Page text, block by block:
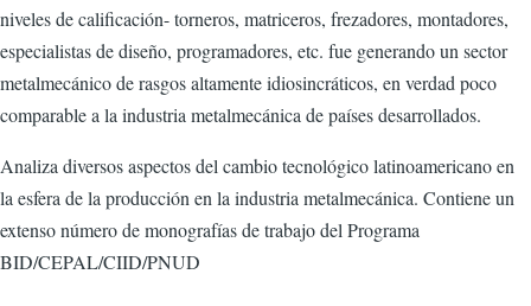
niveles de calificación- torneros, matriceros, frezadores, montadores,
especialistas de diseño, programadores, etc. fue generando un sector
metalmecánico de rasgos altamente idiosincráticos, en verdad poco
comparable a la industria metalmecánica de países desarrollados.
Analiza diversos aspectos del cambio tecnológico latinoamericano en
la esfera de la producción en la industria metalmecánica. Contiene un
extenso número de monografías de trabajo del Programa
BID/CEPAL/CIID/PNUD